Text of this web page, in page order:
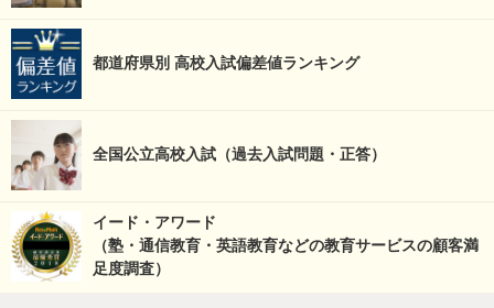
都道府県別 高校入試偏差値ランキング
全国公立高校入試（過去入試問題・正答）
イード・アワード
（塾・通信教育・英語教育などの教育サービスの顧客満
足度調査）